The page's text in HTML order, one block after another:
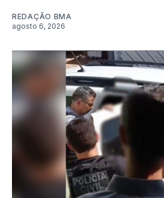
REDAÇÃO BMA
agosto 6, 2026